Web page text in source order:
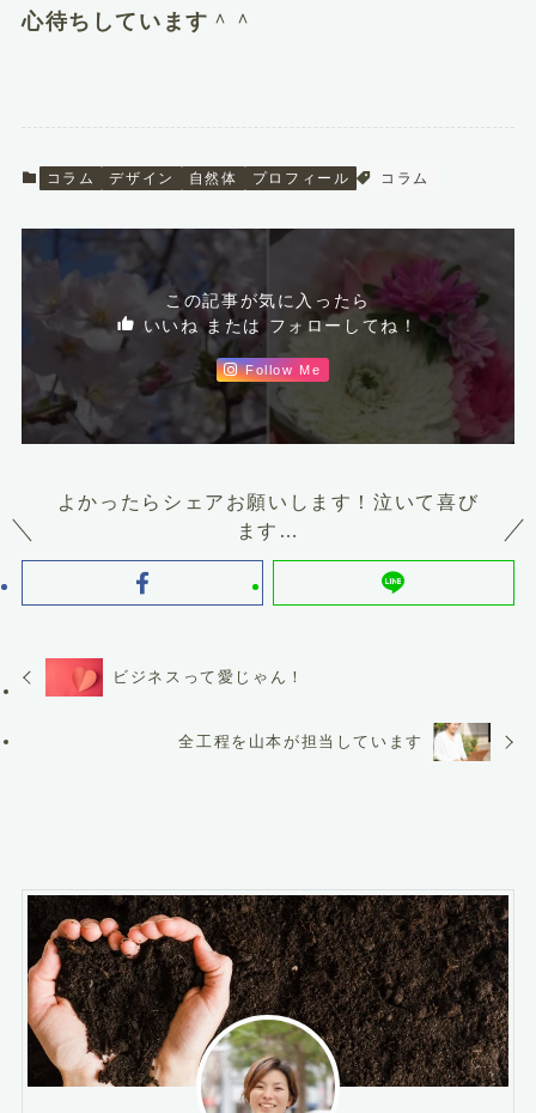
心待ちしています ＾＾
コラム デザイン 自然体 プロフィール コラム
この記事が気に入ったら
いいね または フォローしてね！
Follow Me
よかったらシェアお願いします！泣いて喜び
ます…
ビジネスって愛じゃん！
全工程を山本が担当しています